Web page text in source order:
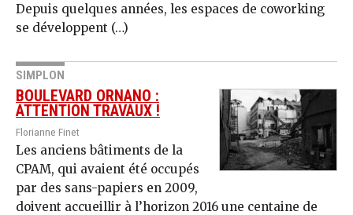
Depuis quelques années, les espaces de coworking
se développent (…)
SIMPLON
BOULEVARD ORNANO :
ATTENTION TRAVAUX !
Florianne Finet
Les anciens bâtiments de la
CPAM, qui avaient été occupés
par des sans-papiers en 2009,
doivent accueillir à l’horizon 2016 une centaine de